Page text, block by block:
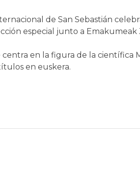
de San Sebastián
especial junto a Emakumeak
centra en la figura de la
en euskera.